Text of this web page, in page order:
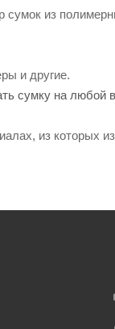
сумок из
и другие.
сумку на любой
из которых